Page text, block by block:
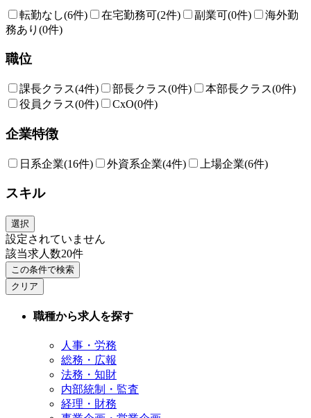
転勤なし(6件) 在宅勤務可(2件) 副業可(0件)
海外勤
務あり (0件)
職位
課長クラス(4件) 部長クラス(0件) 本部長クラス(0件)
役員クラス(0件) CxO(0件)
企業特徴
日系企業(16件) 外資系企業(4件) 上場企業(6件)
スキル
選択
設定されていません
該当求人数20件
この条件で検索
クリア
職種から求人を探す
人事・労務
総務・広報
法務・知財
内部統制・監査
経理・財務